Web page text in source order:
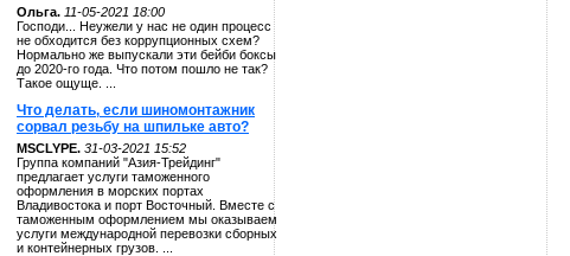
Ольга. 11-05-2021 18:00
Господи... Неужели у нас не один процесс
не обходится без коррупционных схем?
Нормально же выпускали эти бейби боксы
до 2020-го года. Что потом пошло не так?
Такое ощуще. ...
Что делать, если шиномонтажник
сорвал резьбу на шпильке авто?
MSCLYPE. 31-03-2021 15:52
Группа компаний "Азия-Трейдинг"
предлагает услуги таможенного
оформления в морских портах
Владивостока и порт Восточный. Вместе с
таможенным оформлением мы оказываем
услуги международной перевозки сборных
и контейнерных грузов. ...